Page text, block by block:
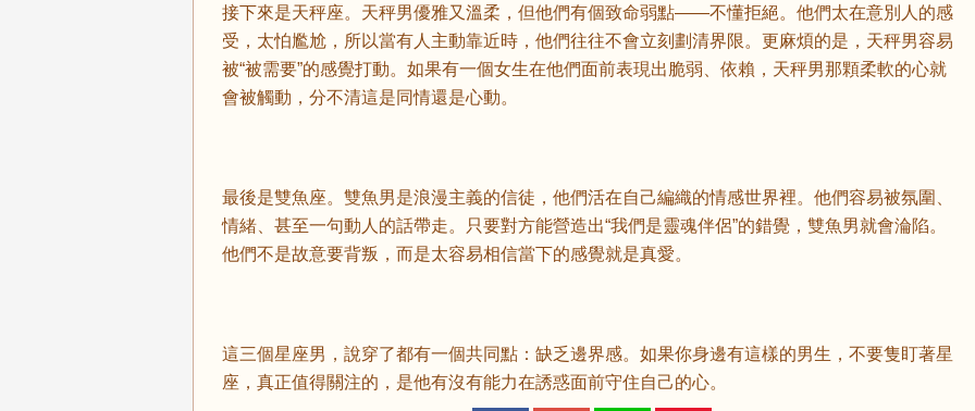
接下來是天秤座。天秤男優雅又溫柔，但他們有個致命弱點——不懂拒絕。他們太在意別人的感
受，太怕尷尬，所以當有人主動靠近時，他們往往不會立刻劃清界限。更麻煩的是，天秤男容易
被“被需要”的感覺打動。如果有一個女生在他們面前表現出脆弱、依賴，天秤男那顆柔軟的心就
會被觸動，分不清這是同情還是心動。
最後是雙魚座。雙魚男是浪漫主義的信徒，他們活在自己編織的情感世界裡。他們容易被氛圍、
情緒、甚至一句動人的話帶走。只要對方能營造出“我們是靈魂伴侶”的錯覺，雙魚男就會淪陷。
他們不是故意要背叛，而是太容易相信當下的感覺就是真愛。
這三個星座男，說穿了都有一個共同點：缺乏邊界感。如果你身邊有這樣的男生，不要隻盯著星
座，真正值得關注的，是他有沒有能力在誘惑面前守住自己的心。